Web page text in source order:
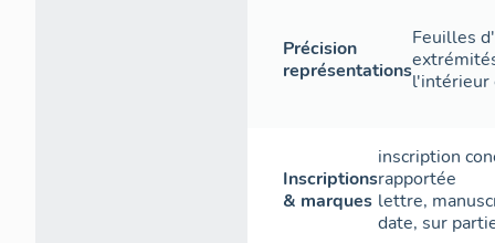
Précision
représentations
Feuilles
l'intérieur
Inscriptions
& marques
inscription
rapportée
lettre,
date, sur